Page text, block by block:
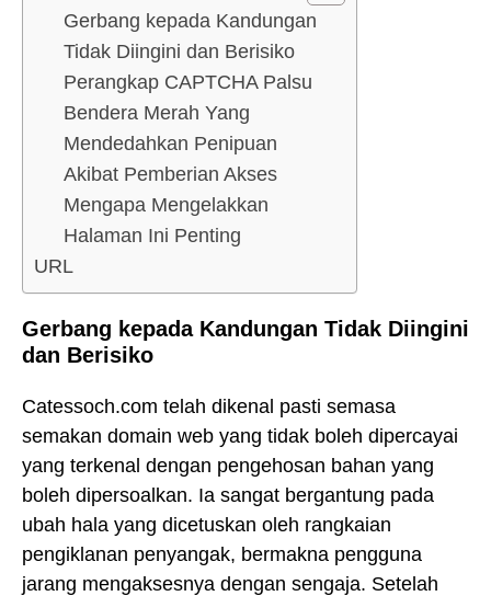
Gerbang kepada Kandungan
Tidak Diingini dan Berisiko
Perangkap CAPTCHA Palsu
Bendera Merah Yang
Mendedahkan Penipuan
Akibat Pemberian Akses
Mengapa Mengelakkan
Halaman Ini Penting
URL
Gerbang kepada Kandungan Tidak Diingini
dan Berisiko
Catessoch.com telah dikenal pasti semasa
semakan domain web yang tidak boleh dipercayai
yang terkenal dengan pengehosan bahan yang
boleh dipersoalkan. Ia sangat bergantung pada
ubah hala yang dicetuskan oleh rangkaian
pengiklanan penyangak, bermakna pengguna
jarang mengaksesnya dengan sengaja. Setelah